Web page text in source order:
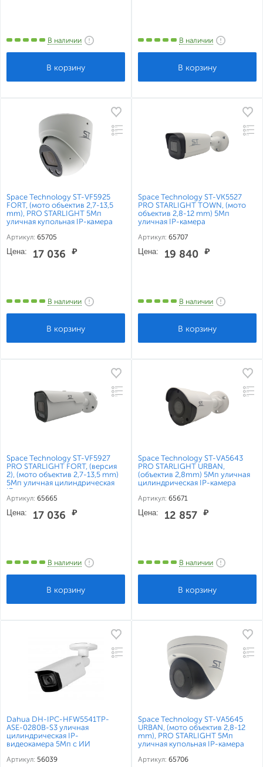
В наличии В наличии
Space Technology ST-VF5925
FORT, (мото объектив 2,7-13,5
mm), PRO STARLIGHT 5Мп
уличная купольная IP-камера
Артикул: 65705
Цена: 17 036 ₽
В наличии
Space Technology ST-VK5527
PRO STARLIGHT TOWN, (мото
объектив 2,8-12 mm) 5Мп
уличная IP-камера
Артикул: 65707
Цена: 19 840 ₽
В наличии
Space Technology ST-VF5927
PRO STARLIGHT FORT, (версия
2), (мото объектив 2,7-13,5 mm)
5Мп уличная цилиндрическая
IP-камера
Артикул: 65665
Цена: 17 036 ₽
В наличии
Space Technology ST-VA5643
PRO STARLIGHT URBAN,
(объектив 2,8mm) 5Мп уличная
цилиндрическая IP-камера
Артикул: 65671
Цена: 12 857 ₽
В наличии
Dahua DH-IPC-HFW5541TP-
ASE-0280B-S3 уличная
цилиндрическая IP-
видеокамера 5Мп с ИИ
Артикул: 56039
Space Technology ST-VA5645
URBAN, (мото объектив 2,8-12
mm), PRO STARLIGHT 5Мп
уличная купольная IP-камера
Артикул: 65706